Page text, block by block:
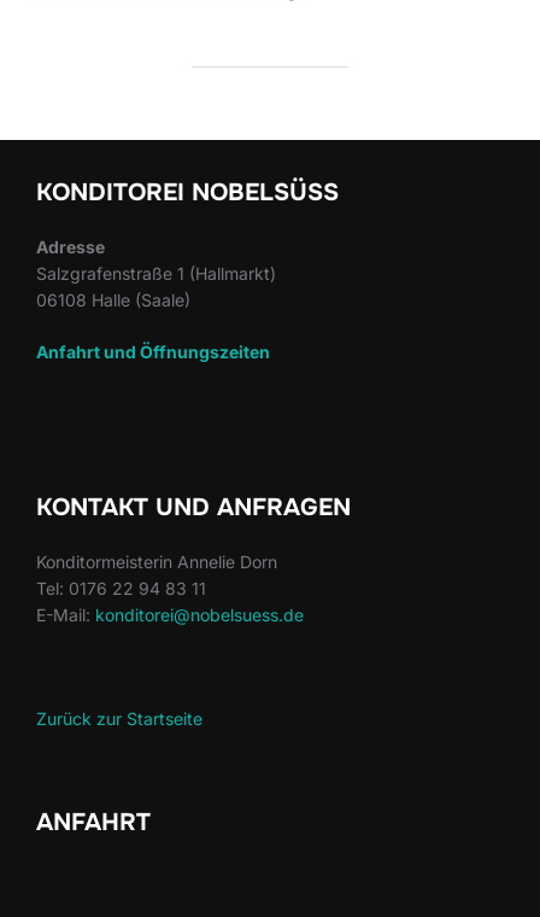
KONDITOREI NOBELSÜSS
Adresse
Salzgrafenstraße 1 (Hallmarkt)
06108 Halle (Saale)
Anfahrt und Öffnungszeiten
KONTAKT UND ANFRAGEN
Konditormeisterin Annelie Dorn
Tel: 0176 22 94 83 11
E-Mail: konditorei@nobelsuess.de
Zurück zur Startseite
ANFAHRT